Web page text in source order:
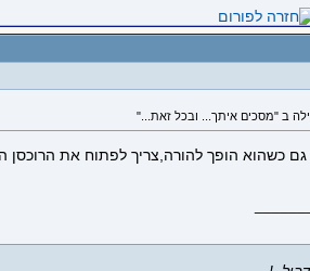
כשהוא הופך להורה,צריך לפתוח את הרוכסן